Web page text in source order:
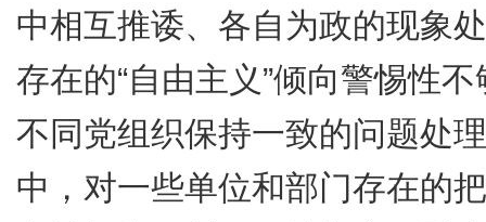
中相互推诿、各自为政的现象
存在的“自由主义”倾向警惕性
不同党组织保持一致的问题处
中，对一些单位和部门存在的